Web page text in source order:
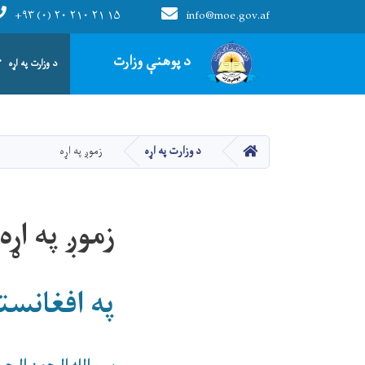
info@moe.gov.af +۹۳ (۰) ۲۰ ۲۱۰ ۲۱ ۱۵
د پوهنې وزارتMain navigation
د وزارت په اړه
HOME د وزارت په اړه زموږ په اړه
زموږ په اړه
په